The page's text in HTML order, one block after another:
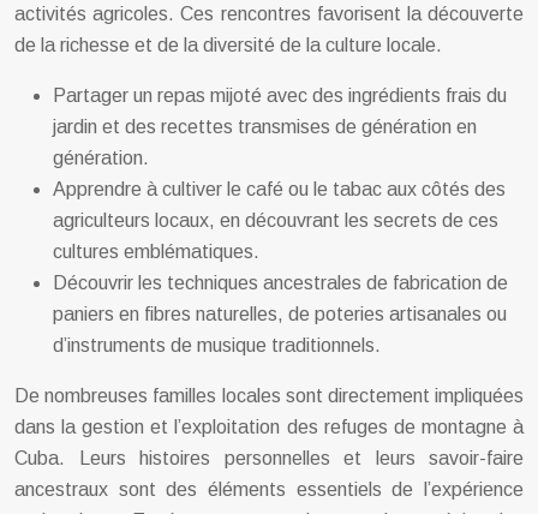
activités agricoles. Ces rencontres favorisent la découverte
de la richesse et de la diversité de la culture locale.
Partager un repas mijoté avec des ingrédients frais du
jardin et des recettes transmises de génération en
génération.
Apprendre à cultiver le café ou le tabac aux côtés des
agriculteurs locaux, en découvrant les secrets de ces
cultures emblématiques.
Découvrir les techniques ancestrales de fabrication de
paniers en fibres naturelles, de poteries artisanales ou
d’instruments de musique traditionnels.
De nombreuses familles locales sont directement impliquées
dans la gestion et l’exploitation des refuges de montagne à
Cuba. Leurs histoires personnelles et leurs savoir-faire
ancestraux sont des éléments essentiels de l’expérience